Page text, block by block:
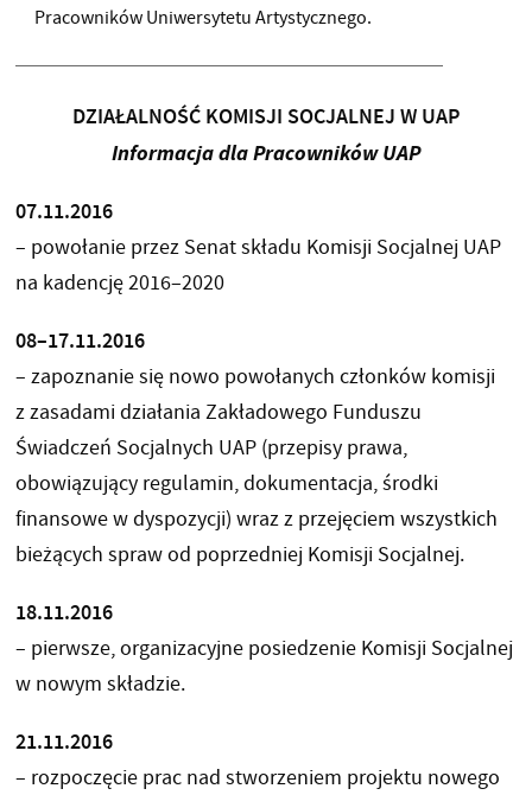
Pracowników Uniwersytetu Artystycznego.
DZIAŁALNOŚĆ KOMISJI SOCJALNEJ W UAP
Informacja dla Pracowników UAP
07.11.2016
– powołanie przez Senat składu Komisji Socjalnej UAP
na kadencję 2016–2020
08–17.11.2016
– zapoznanie się nowo powołanych członków komisji
z zasadami działania Zakładowego Funduszu
Świadczeń Socjalnych UAP (przepisy prawa,
obowiązujący regulamin, dokumentacja, środki
finansowe w dyspozycji) wraz z przejęciem wszystkich
bieżących spraw od poprzedniej Komisji Socjalnej.
18.11.2016
– pierwsze, organizacyjne posiedzenie Komisji Socjalnej
w nowym składzie.
21.11.2016
– rozpoczęcie prac nad stworzeniem projektu nowego